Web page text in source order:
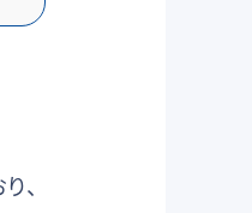
、